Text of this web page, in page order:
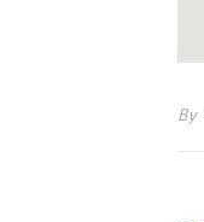
By